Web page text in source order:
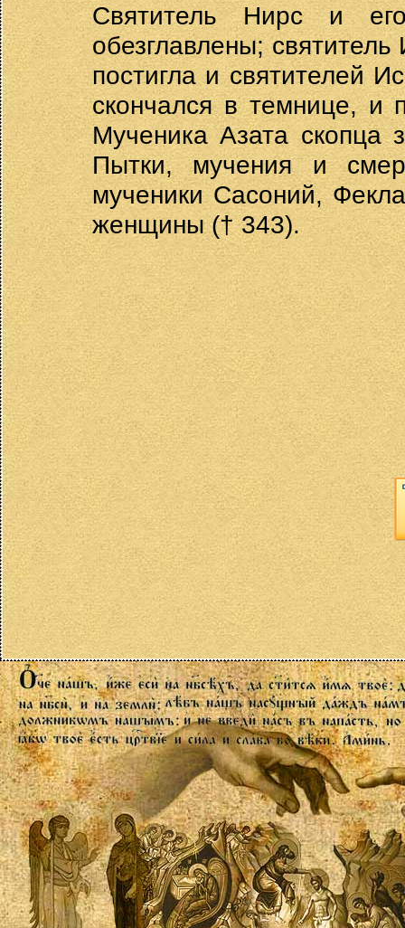
Святитель Нирс и
обезглавлены;
постигла и святителей
скончался в темнице, и
Мученика Азата скопца
Пытки, мучения и
мученики Сасоний,
женщины († 343).